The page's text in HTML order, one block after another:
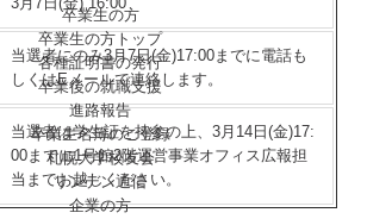
卒業生の方
卒業生の方トップ
各種証明書の発行
卒業後の就職支援
進路報告
卒業生名簿のご登録
札幌大学校友会
リンデン通信
企業の方
当選者にのみ3月7日(金)17:00までに電話も
しくはEメールで連絡します。
当選者は学生証を持参の上、3月14日(金)17:
00までに1号館2階運営事業オフィス広報担
当までお越しください。